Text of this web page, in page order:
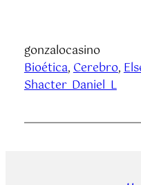
gonzalocasino
Bioética, Cerebro,
Shacter_Daniel_L